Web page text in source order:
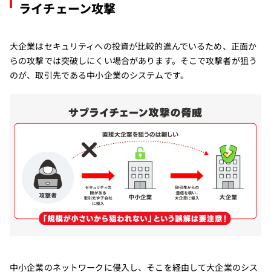
ライチェーン攻撃
大企業はセキュリティへの投資が比較的進んでいるため、正面か
らの攻撃では突破しにくい場合があります。そこで攻撃者が狙う
のが、取引先である中小企業のシステムです。
中小企業のネットワークに侵入し、そこを経由して大企業のシス